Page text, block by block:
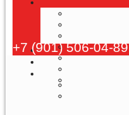
+7 (901) 506-04-89